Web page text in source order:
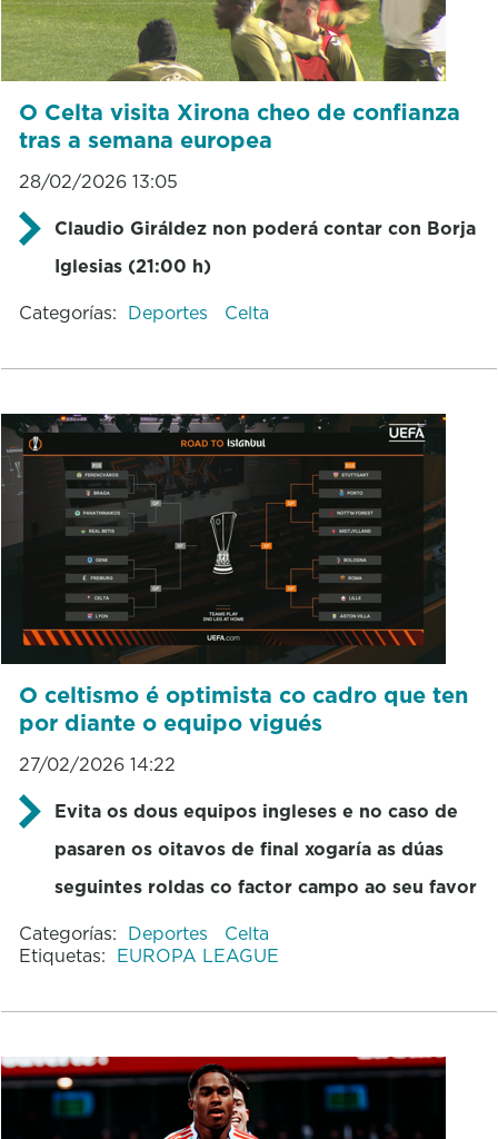
O Celta visita Xirona cheo de confianza
tras a semana europea
28/02/2026 13:05
Claudio Giráldez non poderá contar con Borja
Iglesias (21:00 h)
Categorías: Deportes Celta
O celtismo é optimista co cadro que ten
por diante o equipo vigués
27/02/2026 14:22
Evita os dous equipos ingleses e no caso de
pasaren os oitavos de final xogaría as dúas
seguintes roldas co factor campo ao seu favor
Categorías: Deportes
Celta
Etiquetas: EUROPA LEAGUE